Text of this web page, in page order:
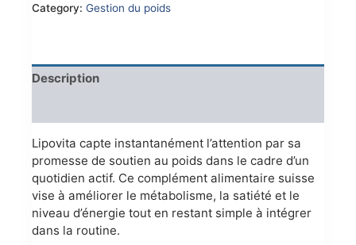
Category: Gestion du poids
Description
Lipovita capte instantanément l’attention par sa
promesse de soutien au poids dans le cadre d’un
quotidien actif. Ce complément alimentaire suisse
vise à améliorer le métabolisme, la satiété et le
niveau d’énergie tout en restant simple à intégrer
dans la routine.